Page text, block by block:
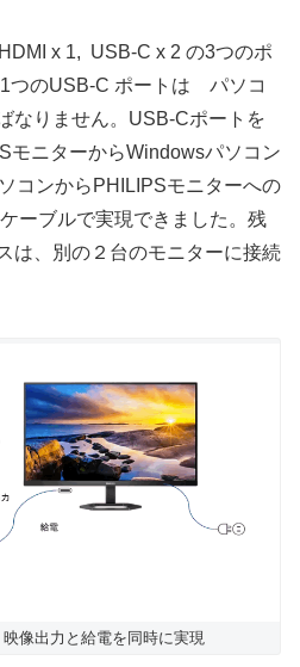
x 1, USB-C x 2 の3つのポ
つのUSB-C ポートは パソコ
なりません。USB-Cポートを
モニターからWindowsパソコン
コンからPHILIPSモニターへの
ーブルで実現できました。残
は、別の２台のモニターに接続
像出力と給電を同時に実現